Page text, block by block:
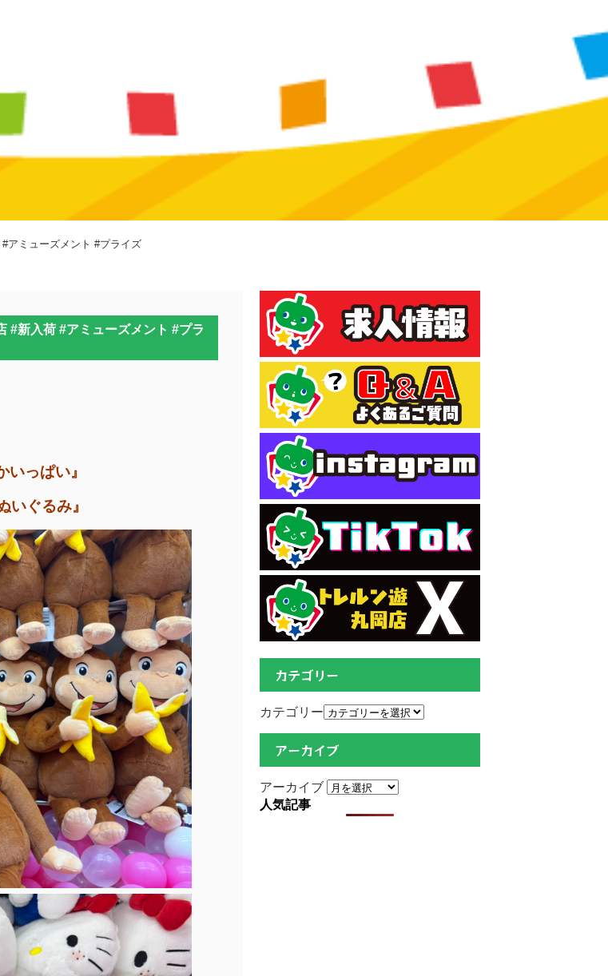
アミューズメント #プライズ
#新入荷 #アミューズメント #プラ
っぱい』
いぐるみ』
カテゴリー
カテゴリー
アーカイブ
アーカイブ
人気記事